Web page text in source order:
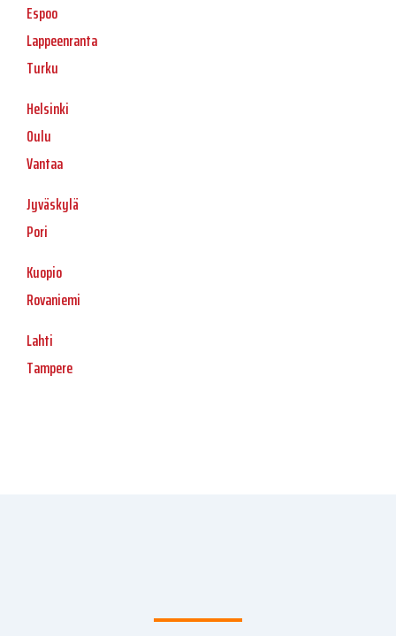
Espoo
Lappeenranta
Turku
Helsinki
Oulu
Vantaa
Jyväskylä
Pori
Kuopio
Rovaniemi
Lahti
Tampere